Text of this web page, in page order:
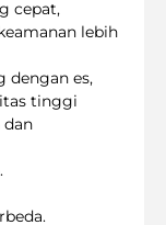
cepat,
lebih
dengan es,
tinggi
dan